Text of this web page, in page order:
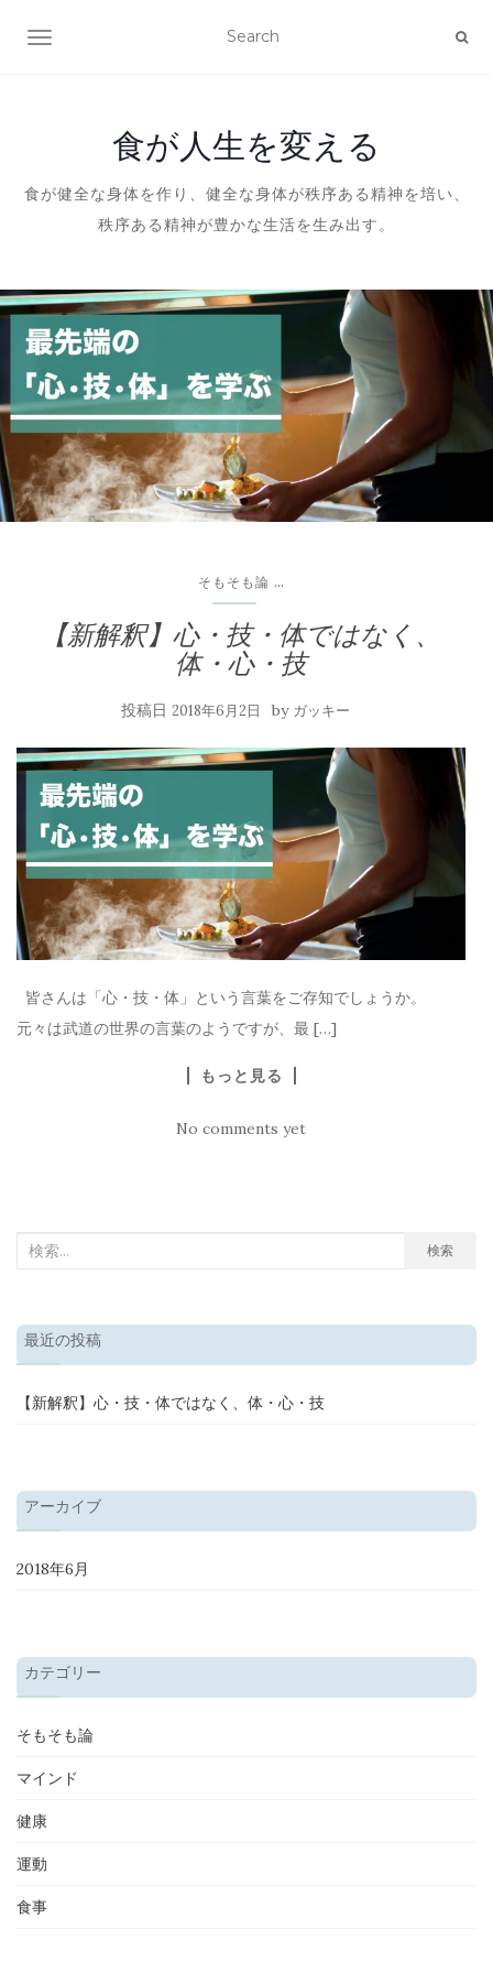
ナビゲーションを切り替え
食が人生を変える
食が健全な身体を作り、健全な身体が秩序ある精神を培い、
秩序ある精神が豊かな生活を生み出す。
そもそも論 ...
【新解釈】心・技・体ではなく、
体・心・技
投稿日 2018年6月2日 by ガッキー
皆さんは「心・技・体」という言葉をご存知でしょうか。
元々は武道の世界の言葉のようですが、最 […]
もっと見る
No comments yet
検
果:
検索
最近の投稿
【新解釈】心・技・体ではなく、体・心・技
アーカイブ
2018年6月
カテゴリー
そもそも論
マインド
健康
運動
食事